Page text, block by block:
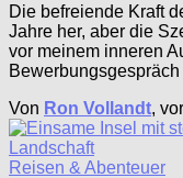
Die befreiende Kraft
Jahre her, aber die
vor meinem inneren
Von Ron Vollandt, vor
Reisen & Abenteuer